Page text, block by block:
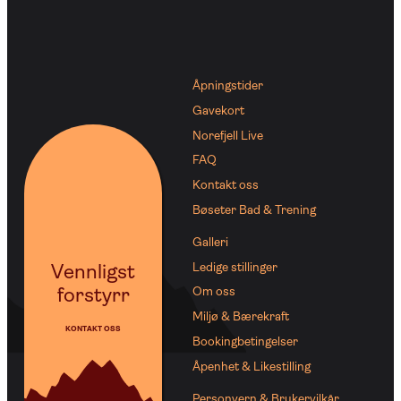
Vennligst
forstyrr
KONTAKT OSS
Åpningstider
Gavekort
Norefjell Live
FAQ
Kontakt oss
Bøseter Bad & Trening
Galleri
Ledige stillinger
Om oss
Miljø & Bærekraft
Bookingbetingelser
Åpenhet & Likestilling